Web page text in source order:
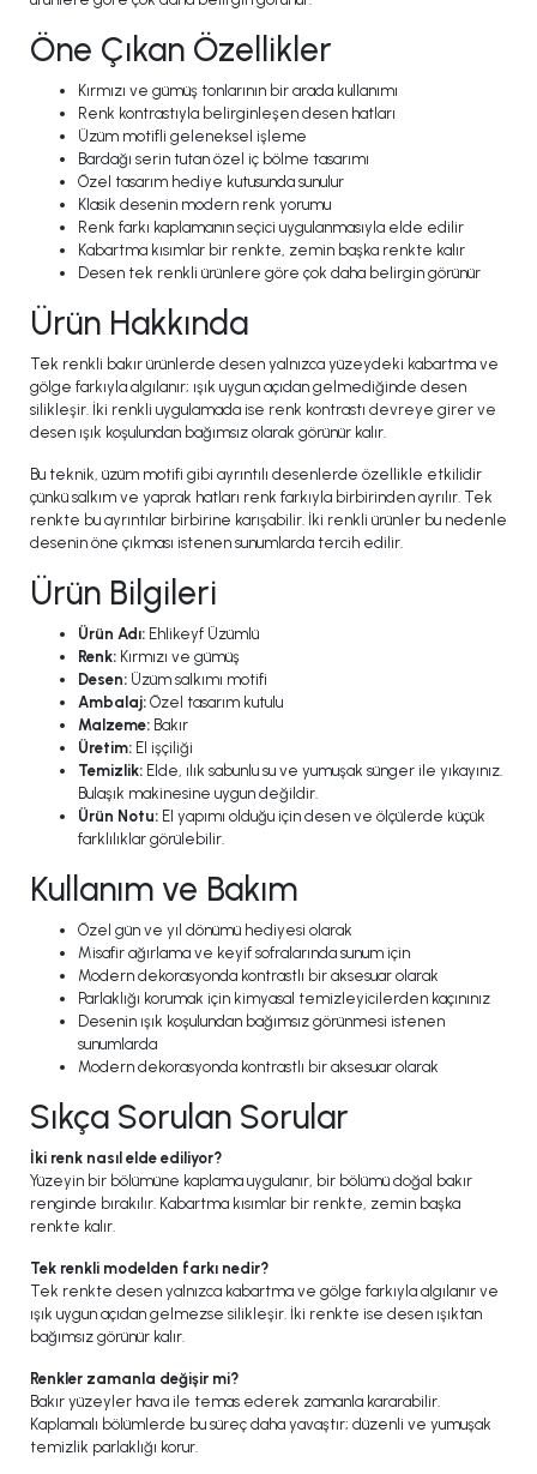
Öne Çıkan Özellikler
Kırmızı ve gümüş tonlarının bir arada kullanımı
Renk kontrastıyla belirginleşen desen hatları
Üzüm motifli geleneksel işleme
Bardağı serin tutan özel iç bölme tasarımı
Özel tasarım hediye kutusunda sunulur
Klasik desenin modern renk yorumu
Renk farkı kaplamanın seçici uygulanmasıyla elde edilir
Kabartma kısımlar bir renkte, zemin başka renkte kalır
Desen tek renkli ürünlere göre çok daha belirgin görünür
Ürün Hakkında
Tek renkli bakır ürünlerde desen yalnızca yüzeydeki kabartma ve
gölge farkıyla algılanır; ışık uygun açıdan gelmediğinde desen
silikleşir. İki renkli uygulamada ise renk kontrastı devreye girer ve
desen ışık koşulundan bağımsız olarak görünür kalır.
Bu teknik, üzüm motifi gibi ayrıntılı desenlerde özellikle etkilidir
çünkü salkım ve yaprak hatları renk farkıyla birbirinden ayrılır. Tek
renkte bu ayrıntılar birbirine karışabilir. İki renkli ürünler bu nedenle
desenin öne çıkması istenen sunumlarda tercih edilir.
Ürün Bilgileri
Ürün Adı: Ehlikeyf Üzümlü
Renk: Kırmızı ve gümüş
Desen: Üzüm salkımı motifi
Ambalaj: Özel tasarım kutulu
Malzeme: Bakır
Üretim: El işçiliği
Temizlik: Elde, ılık sabunlu su ve yumuşak sünger ile yıkayınız.
Bulaşık makinesine uygun değildir.
Ürün Notu: El yapımı olduğu için desen ve ölçülerde küçük
farklılıklar görülebilir.
Kullanım ve Bakım
Özel gün ve yıl dönümü hediyesi olarak
Misafir ağırlama ve keyif sofralarında sunum için
Modern dekorasyonda kontrastlı bir aksesuar olarak
Parlaklığı korumak için kimyasal temizleyicilerden kaçınınız
Desenin ışık koşulundan bağımsız görünmesi istenen
sunumlarda
Modern dekorasyonda kontrastlı bir aksesuar olarak
Sıkça Sorulan Sorular
İki renk nasıl elde ediliyor?
Yüzeyin bir bölümüne kaplama uygulanır, bir bölümü doğal bakır
renginde bırakılır. Kabartma kısımlar bir renkte, zemin başka
renkte kalır.
Tek renkli modelden farkı nedir?
Tek renkte desen yalnızca kabartma ve gölge farkıyla algılanır ve
ışık uygun açıdan gelmezse silikleşir. İki renkte ise desen ışıktan
bağımsız görünür kalır.
Renkler zamanla değişir mi?
Bakır yüzeyler hava ile temas ederek zamanla kararabilir.
Kaplamalı bölümlerde bu süreç daha yavaştır; düzenli ve yumuşak
temizlik parlaklığı korur.